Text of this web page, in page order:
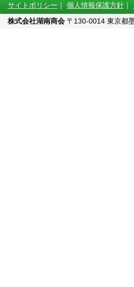
サイトポリシー ｜ 個人情報保護方針 ｜
株式会社湖南商会 〒130-0014 東京都